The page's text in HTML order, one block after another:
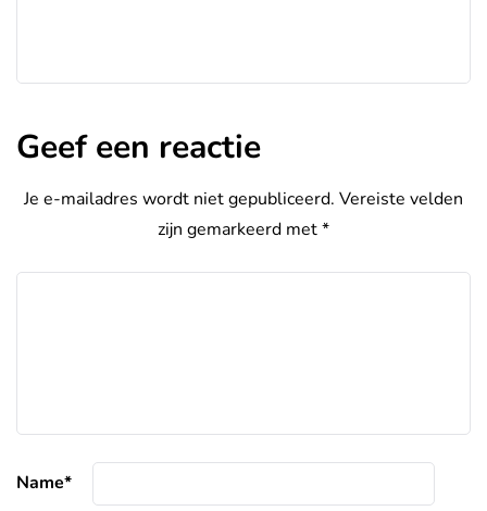
Geef een reactie
Je e-mailadres wordt niet gepubliceerd. Vereiste velden
zijn gemarkeerd met*
Name*